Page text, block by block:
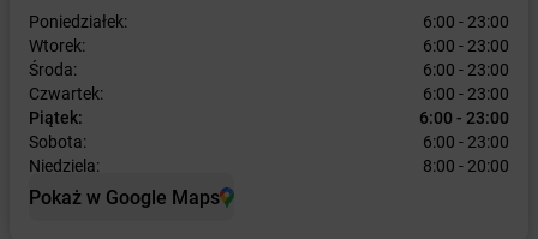
Poniedziałek:
6:00 - 23:00
Wtorek:
6:00 - 23:00
Środa:
6:00 - 23:00
Czwartek:
6:00 - 23:00
Piątek:
6:00 - 23:00
Sobota:
6:00 - 23:00
Niedziela:
8:00 - 20:00
Pokaż w Google Maps